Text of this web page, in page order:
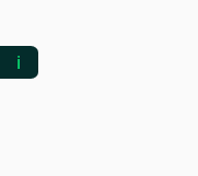
ℹ️